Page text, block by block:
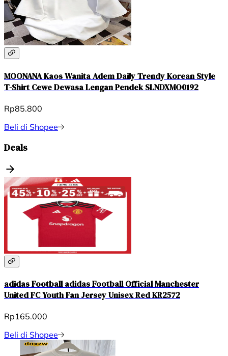
MOONANA Kaos Wanita Adem Daily Trendy Korean Style
T-Shirt Cewe Dewasa Lengan Pendek SLNDXMO0192
Rp85.800
Beli di Shopee
Deals
adidas Football adidas Football Official Manchester
United FC Youth Fan Jersey Unisex Red KR2572
Rp165.000
Beli di Shopee